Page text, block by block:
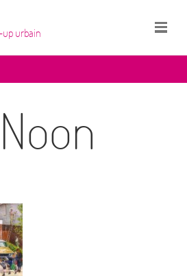
up urbain